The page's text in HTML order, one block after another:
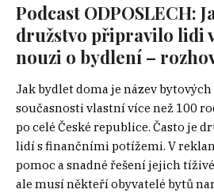
Podcast ODPOSLECH:
družstvo připravilo lidi
nouzi o bydlení –
Jak bydlet doma je název
současnosti vlastní více než 100
po celé České republice. Často je
lidí s finančními potížemi. V
pomoc a snadné řešení jejich
ale musí někteří obyvatelé bytů